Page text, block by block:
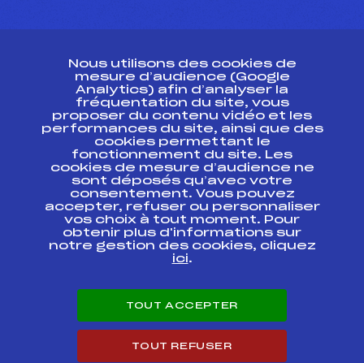
Ressources
Pass’Neige
Projet sportif fédéral
Projet de performance fédéral
Antidopage
Pôle Développement, Formation, Suivi
Scientifique
Listes ministérielles
Pôle vie de l’athlète
Enseignement professionnel
Carrières
Nous utilisons des cookies de
mesure d’audience (Google
Analytics) afin d’analyser la
fréquentation du site, vous
proposer du contenu vidéo et les
performances du site, ainsi que des
cookies permettant le
fonctionnement du site. Les
cookies de mesure d’audience ne
sont déposés qu’avec votre
consentement. Vous pouvez
accepter, refuser ou personnaliser
vos choix à tout moment. Pour
obtenir plus d'informations sur
notre gestion des cookies, cliquez
ici.
TOUT ACCEPTER
TOUT REFUSER